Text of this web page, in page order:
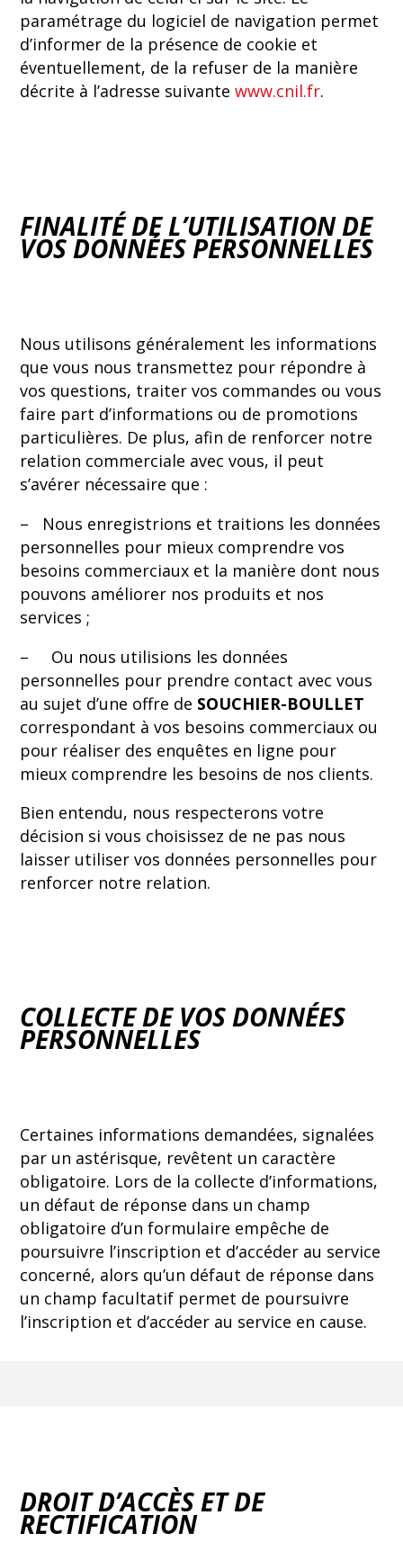
paramétrage du logiciel de navigation permet
d’informer de la présence de cookie et
éventuellement, de la refuser de la manière
décrite à l’adresse suivantewww.cnil.fr.
FINALITÉ DE L’UTILISATION DE
VOS DONNÉES PERSONNELLES
Nous utilisons généralement les informations
que vous nous transmettez pour répondre à
vos questions, traiter vos commandes ou vous
faire part d’informations ou de promotions
particulières. De plus, afin de renforcer notre
relation commerciale avec vous, il peut
s’avérer nécessaire que :
– Nous enregistrions et traitions les données
personnelles pour mieux comprendre vos
besoins commerciaux et la manière dont nous
pouvons améliorer nos produits et nos
services ;
– Ou nous utilisions les données
personnelles pour prendre contact avec vous
au sujet d’une offre de SOUCHIER-BOULLET
correspondant à vos besoins commerciaux ou
pour réaliser des enquêtes en ligne pour
mieux comprendre les besoins de nos clients.
Bien entendu, nous respecterons votre
décision si vous choisissez de ne pas nous
laisser utiliser vos données personnelles pour
renforcer notre relation.
COLLECTE DE VOS DONNÉES
PERSONNELLES
Certaines informations demandées, signalées
par un astérisque, revêtent un caractère
obligatoire. Lors de la collecte d’informations,
un défaut de réponse dans un champ
obligatoire d’un formulaire empêche de
poursuivre l’inscription et d’accéder au service
concerné, alors qu’un défaut de réponse dans
un champ facultatif permet de poursuivre
l’inscription et d’accéder au service en cause.
DROIT D’ACCÈS ET DE
RECTIFICATION